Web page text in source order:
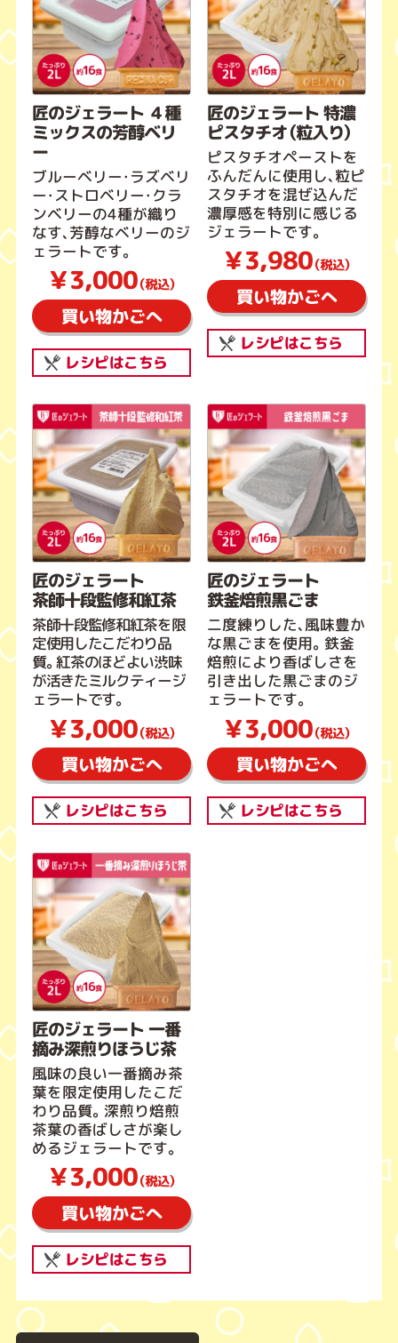
匠のジェラート ４種
ミックスの芳醇ベリ
ー
ブルーベリー・ラズベリ
ー・ストロベリー・クラ
ンベリーの4種が織り
なす、芳醇なベリーのジ
ェラートです。
￥3,000（税込）
買い物かごへ
レシピはこちら
匠のジェラート 特濃
ピスタチオ（粒入り）
ピスタチオペーストを
ふんだんに使用し、粒ピ
スタチオを混ぜ込んだ
濃厚感を特別に感じる
ジェラートです。
￥3,980（税込）
買い物かごへ
レシピはこちら
匠のジェラート
茶師十段監修和紅茶
茶師十段監修和紅茶を限
定使用したこだわり品
質。紅茶のほどよい渋味
が活きたミルクティージ
ェラートです。
￥3,000（税込）
買い物かごへ
レシピはこちら
匠のジェラート
鉄釜焙煎黒ごま
二度練りした、風味豊か
な黒ごまを使用。鉄釜
焙煎により香ばしさを
引き出した黒ごまのジ
ェラートです。
￥3,000（税込）
買い物かごへ
レシピはこちら
匠のジェラート 一番
摘み深煎りほうじ茶
風味の良い一番摘み茶
葉を限定使用したこだ
わり品質。深煎り焙煎
茶葉の香ばしさが楽し
めるジェラートです。
￥3,000（税込）
買い物かごへ
レシピはこちら